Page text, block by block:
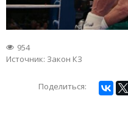
954
Источник: Закон КЗ
Поделиться: